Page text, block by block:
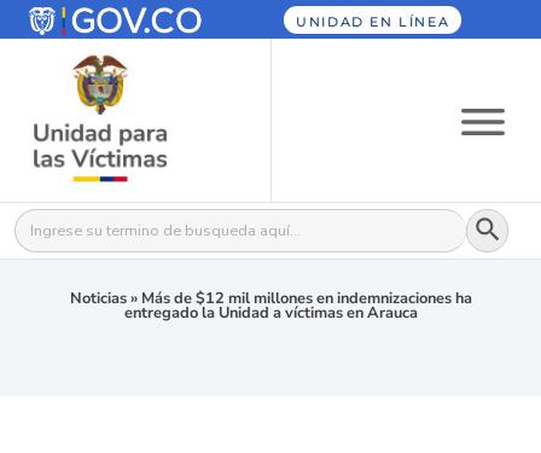
UNIDAD EN LÍNEA
Buscar: Botón
Noticias» Más de $12 mil millones en indemnizaciones ha
entregado la Unidad a víctimas en Arauca